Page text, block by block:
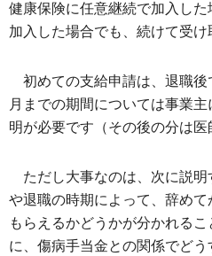
健康保険に任意継続で加入し
加入した場合でも、続けて受け
初めての支給申請は、退職
月までの期間については事業
明が必要です（その後の分は医
ただし大事なのは、次に説
や退職の時期によって、辞め
もらえるかどうかが分かれる
に、傷病手当金との関係でど